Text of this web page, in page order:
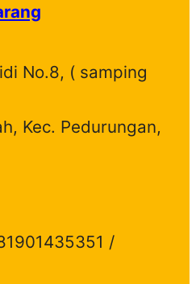
No.8, ( samping
Kec. Pedurungan,
/